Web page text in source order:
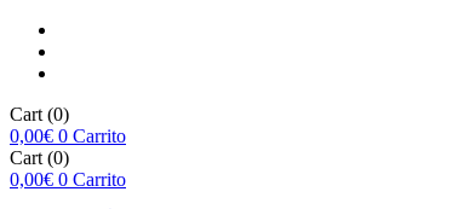
Cart (0)
0,00€ 0 Carrito
Cart (0)
0,00€ 0 Carrito